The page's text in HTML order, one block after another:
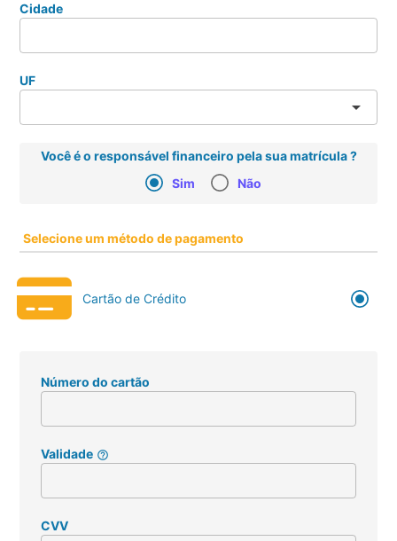
Cidade
UF
arrow_drop_down
Você é o responsável financeiro pela sua matrícula ?
Sim
Não
Selecione um método de pagamento
Cartão de Crédito
Número do cartão
Validade help_outline
CVV